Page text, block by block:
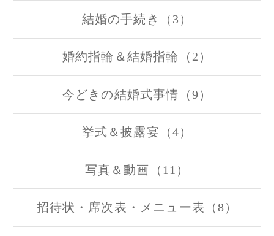
結婚の手続き（3）
婚約指輪＆結婚指輪（2）
今どきの結婚式事情（9）
挙式＆披露宴（4）
写真＆動画（11）
招待状・席次表・メニュー表（8）